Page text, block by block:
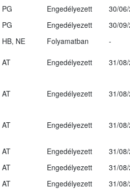
PG Engedélyezett
30/
PG Engedélyezett
30/
HB, NE Folyamatban
-
AT Engedélyezett 31/
AT Engedélyezett 31/
AT Engedélyezett 31/
AT Engedélyezett
31/
AT Engedélyezett
31/
AT Engedélyezett
31/